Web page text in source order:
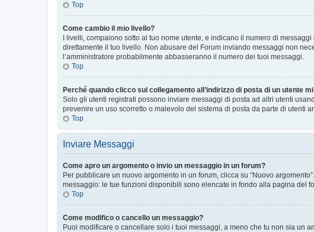
Top
Come cambio il mio livello?
I livelli, compaiono sotto al tuo nome utente, e indicano il numero di
direttamente il tuo livello. Non abusare del Forum inviando messaggi non
l’amministratore probabilmente abbasseranno il numero dei tuoi messaggi.
Top
Perché quando clicco sul collegamento all’indirizzo di posta di un utente
Solo gli utenti registrati possono inviare messaggi di posta ad altri utenti
prevenire un uso scorretto o malevolo del sistema di posta da parte di utenti
Top
Inviare Messaggi
Come apro un argomento o invio un messaggio in un forum?
Per pubblicare un nuovo argomento in un forum, clicca su “Nuovo
messaggio: le tue funzioni disponibili sono elencate in fondo alla pagina del
Top
Come modifico o cancello un messaggio?
Puoi modificare o cancellare solo i tuoi messaggi, a meno che tu non sia un